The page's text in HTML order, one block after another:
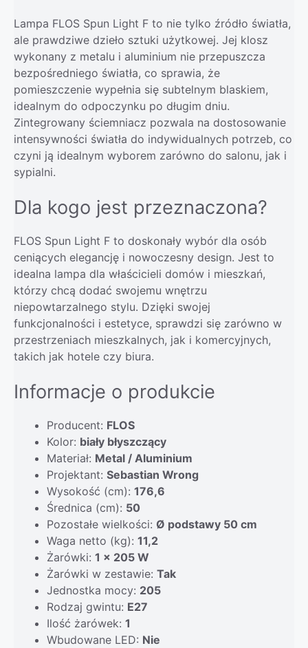
Lampa FLOS Spun Light F to nie tylko źródło światła,
ale prawdziwe dzieło sztuki użytkowej. Jej klosz
wykonany z metalu i aluminium nie przepuszcza
bezpośredniego światła, co sprawia, że
pomieszczenie wypełnia się subtelnym blaskiem,
idealnym do odpoczynku po długim dniu.
Zintegrowany ściemniacz pozwala na dostosowanie
intensywności światła do indywidualnych potrzeb, co
czyni ją idealnym wyborem zarówno do salonu, jak i
sypialni.
Dla kogo jest przeznaczona?
FLOS Spun Light F to doskonały wybór dla osób
ceniących elegancję i nowoczesny design. Jest to
idealna lampa dla właścicieli domów i mieszkań,
którzy chcą dodać swojemu wnętrzu
niepowtarzalnego stylu. Dzięki swojej
funkcjonalności i estetyce, sprawdzi się zarówno w
przestrzeniach mieszkalnych, jak i komercyjnych,
takich jak hotele czy biura.
Informacje o produkcie
Producent: FLOS
Kolor: biały błyszczący
Materiał: Metal / Aluminium
Projektant: Sebastian Wrong
Wysokość (cm): 176,6
Średnica (cm): 50
Pozostałe wielkości: Ø podstawy 50 cm
Waga netto (kg): 11,2
Żarówki: 1 x 205 W
Żarówki w zestawie: Tak
Jednostka mocy: 205
Rodzaj gwintu: E27
Ilość żarówek: 1
Wbudowane LED: Nie